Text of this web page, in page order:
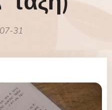
31